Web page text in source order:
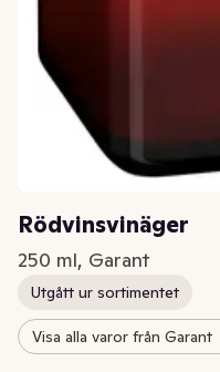
Rödvinsvinäger
250 ml, Garant
Utgått ur sortimentet
Visa alla varor från Garant